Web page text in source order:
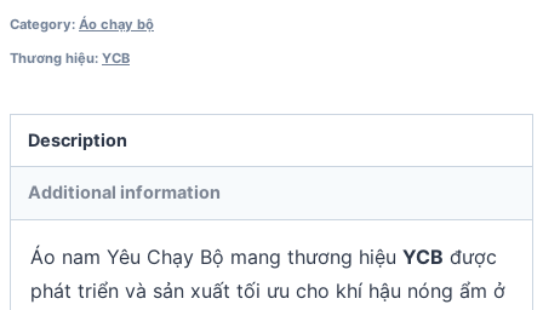
Category: Áo chạy bộ
Thương hiệu: YCB
Description
Additional information
Áo nam Yêu Chạy Bộ mang thương hiệu YCB được
phát triển và sản xuất tối ưu cho khí hậu nóng ẩm ở